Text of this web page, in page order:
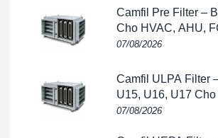
Cơ sở thương mại – bệnh viện –
🌟 Lợi ích khi sử dụng
✅ Duy trì lưu lượng gió ổn định, giảm
HVAC
Camfil Pre Filter –
Cho HVAC, AHU,
Thông Gió
07/08/2026
Camfil ULPA Filter
U15, U16, U17
Bán Dẫn
07/08/2026